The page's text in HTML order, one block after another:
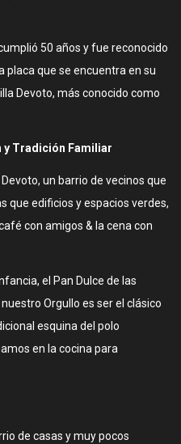
50 años y fue reconocido
placa que se encuentra en su
Devoto, más conocido como
y Tradición Familiar
un barrio de vecinos que
que edificios y espacios verdes,
con amigos & la cena con
el Pan Dulce de las
Orgullo es ser el clásico
esquina del polo
en la cocina para
de casas y muy pocos